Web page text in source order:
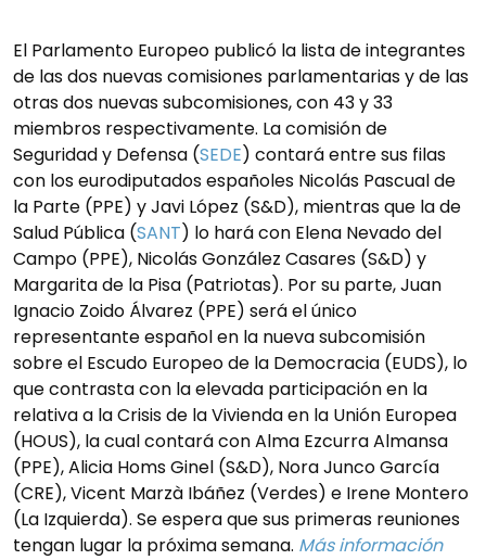
El Parlamento Europeo publicó la lista de integrantes
de las dos nuevas comisiones parlamentarias y de las
otras dos nuevas subcomisiones, con 43 y 33
miembros respectivamente. La comisión de
Seguridad y Defensa (SEDE) contará entre sus filas
con los eurodiputados españoles Nicolás Pascual de
la Parte (PPE) y Javi López (S&D), mientras que la de
Salud Pública (SANT) lo hará con Elena Nevado del
Campo (PPE), Nicolás González Casares (S&D) y
Margarita de la Pisa (Patriotas). Por su parte, Juan
Ignacio Zoido Álvarez (PPE) será el único
representante español en la nueva subcomisión
sobre el Escudo Europeo de la Democracia (EUDS), lo
que contrasta con la elevada participación en la
relativa a la Crisis de la Vivienda en la Unión Europea
(HOUS), la cual contará con Alma Ezcurra Almansa
(PPE), Alicia Homs Ginel (S&D), Nora Junco García
(CRE), Vicent Marzà Ibáñez (Verdes) e Irene Montero
(La Izquierda). Se espera que sus primeras reuniones
tengan lugar la próxima semana. Más información